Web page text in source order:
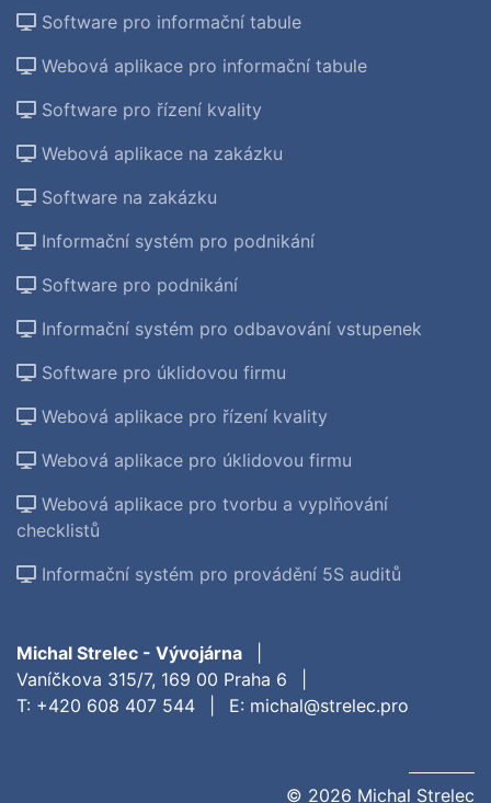
Software pro informační tabule
Webová aplikace pro informační tabule
Software pro řízení kvality
Webová aplikace na zakázku
Software na zakázku
Informační systém pro podnikání
Software pro podnikání
Informační systém pro odbavování vstupenek
Software pro úklidovou firmu
Webová aplikace pro řízení kvality
Webová aplikace pro úklidovou firmu
Webová aplikace pro tvorbu a vyplňování
checklistů
Informační systém pro provádění 5S auditů
Michal Strelec - Vývojárna
Vaníčkova 315/7, 169 00 Praha 6
T: +420 608 407 544 E: michal@strelec.pro
© 2026 Michal Strelec